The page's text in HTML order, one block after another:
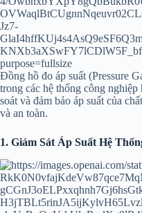
Đồng hồ đo áp suất (Pressure
trong các hệ thống công
soát và đảm bảo áp suất của
và an toàn.
1. Giám Sát Áp Suất Hệ